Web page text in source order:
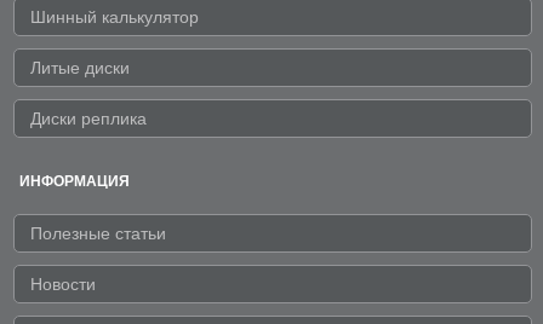
Шинный калькулятор
Литые диски
Диски реплика
ИНФОРМАЦИЯ
Полезные статьи
Новости